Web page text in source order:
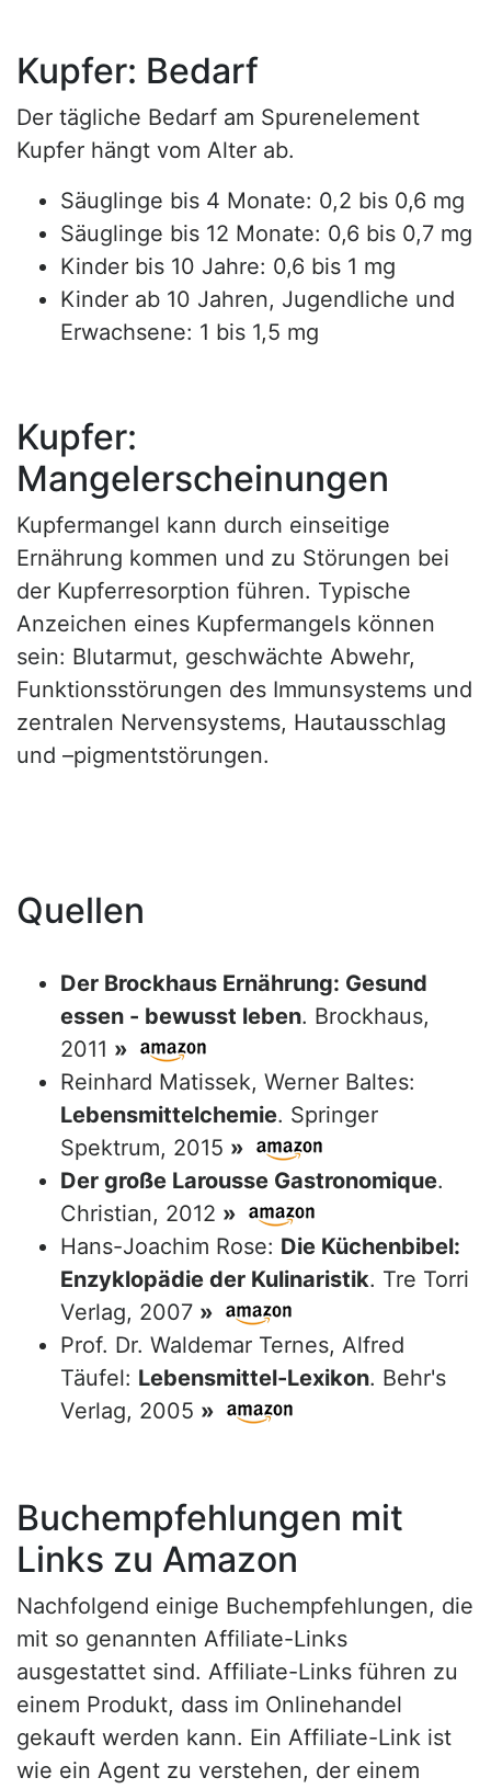
Kupfer: Bedarf
Der tägliche Bedarf am Spurenelement
Kupfer hängt vom Alter ab.
Säuglinge bis 4 Monate: 0,2 bis 0,6 mg
Säuglinge bis 12 Monate: 0,6 bis 0,7 mg
Kinder bis 10 Jahre: 0,6 bis 1 mg
Kinder ab 10 Jahren, Jugendliche und
Erwachsene: 1 bis 1,5 mg
Kupfer:
Mangelerscheinungen
Kupfermangel kann durch einseitige
Ernährung kommen und zu Störungen bei
der Kupferresorption führen. Typische
Anzeichen eines Kupfermangels können
sein: Blutarmut, geschwächte Abwehr,
Funktionsstörungen des Immunsystems und
zentralen Nervensystems, Hautausschlag
und –pigmentstörungen.
Quellen
Der Brockhaus Ernährung: Gesund
essen - bewusst leben. Brockhaus,
2011 »
Reinhard Matissek, Werner Baltes:
Lebensmittelchemie. Springer
Spektrum, 2015 »
Der große Larousse Gastronomique.
Christian, 2012 »
Hans-Joachim Rose: Die Küchenbibel:
Enzyklopädie der Kulinaristik. Tre Torri
Verlag, 2007 »
Prof. Dr. Waldemar Ternes, Alfred
Täufel: Lebensmittel-Lexikon. Behr's
Verlag, 2005 »
Buchempfehlungen mit
Links zu Amazon
Nachfolgend einige Buchempfehlungen, die
mit so genannten Affiliate-Links
ausgestattet sind. Affiliate-Links führen zu
einem Produkt, dass im Onlinehandel
gekauft werden kann. Ein Affiliate-Link ist
wie ein Agent zu verstehen, der einem